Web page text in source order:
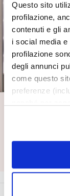
Questo sito
profilazione,
contenuti e gli
i social media
profilazione
degli annunci
come questo
preferenze
l’informativa
disponibiliqui.
“Utilizza solo i
quelli tecnici.
presterà il
D
e
t
e
r
g
e
n
u
Inserisci la